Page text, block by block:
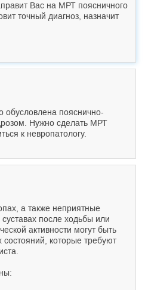
Вас на МРТ поясничного
точный диагноз, назначит
обусловлена пояснично-
Нужно сделать МРТ
к невропатологу.
а также неприятные
после ходьбы или
активности могут быть
состояний, которые требуют